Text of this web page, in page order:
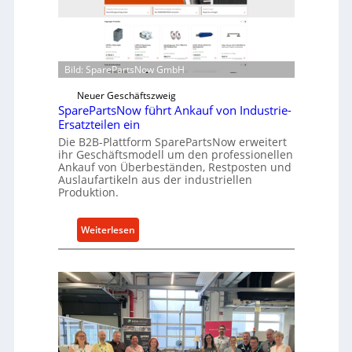
i
d
i
r
t
e
A
n
t
i
e
b
e
n
t
w
i
c
k
e
l
t
0
-
l
a
t
t
f
Bild: SparePartsNow GmbH
Neuer Geschäftszweig
SparePartsNow führt Ankauf von Industrie-
Ersatzteilen ein
Die B2B-Plattform SparePartsNow erweitert
ihr Geschäftsmodell um den professionellen
Ankauf von Überbeständen, Restposten und
Auslaufartikeln aus der industriellen
Produktion.
Weiterlesen:
S
a
r
e
P
a